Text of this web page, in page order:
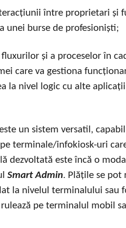
între proprietari și
unei burse de profesioniști;
și a proceselor în
care va gestiona
la nivel logic cu alte
un sistem versatil,
terminale/infokiosk-uri
dezvoltată este încă o
Smart Admin. Plățile se pot
la nivelul terminalului sau
pe terminalul mobil